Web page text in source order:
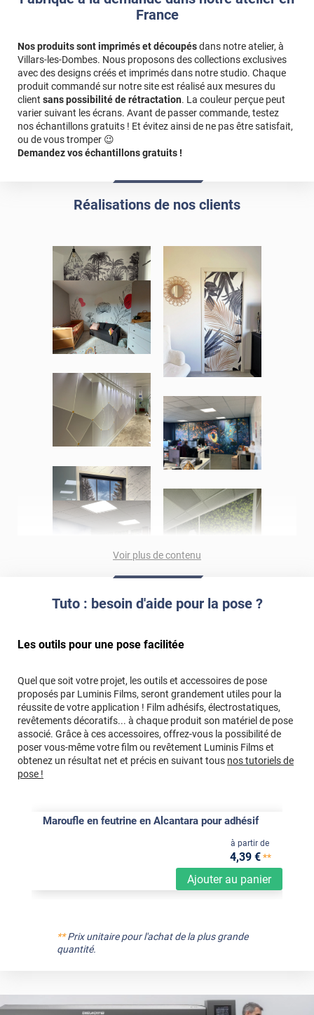
France
Nos produits sont imprimés et découpésdans notre atelier, à
Villars-les-Dombes. Nous proposons des collections exclusives
avec des designs créés et imprimés dans notre studio. Chaque
produit commandé sur notre site est réalisé aux mesures du
client sans possibilité de rétractation. La couleur perçue peut
varier suivant les écrans. Avant de passer commande, testez
nos échantillons gratuits ! Et évitez ainsi de ne pas être satisfait,
ou de vous tromper 😉
Demandez vos échantillons gratuits !
Réalisations de nos clients
Voir plus de contenu
Référence produit : .
Tuto : besoin d'aide pour la pose ?
Les outils pour une pose facilitée
Quel que soit votre projet, les outils et accessoires de pose
proposés par Luminis Films, seront grandement utiles pour la
réussite de votre application ! Film adhésifs, électrostatiques,
revêtements décoratifs... à chaque produit son matériel de pose
associé. Grâce à ces accessoires, offrez-vous la possibilité de
poser vous-même votre film ou revêtement Luminis Films et
obtenez un résultat net et précis en suivant tous nos tutoriels de
pose !
Maroufle en feutrine en Alcantara pour adhésif
Ajouter au panier
à partir de
4,39 €**
**Prix unitaire pour l'achat de la plus grande
quantité.